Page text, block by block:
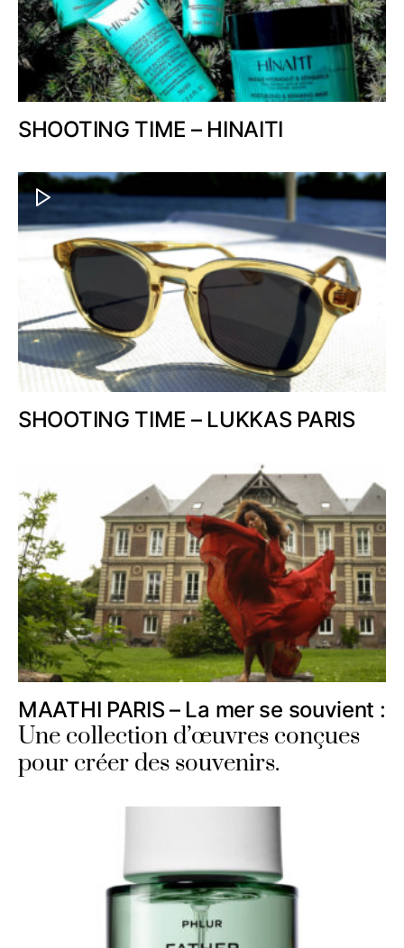
SHOOTING TIME – HINAITI
SHOOTING TIME – LUKKAS PARIS
MAATHI PARIS – La mer se souvient :
Une collection d’œuvres conçues
pour créer des souvenirs.